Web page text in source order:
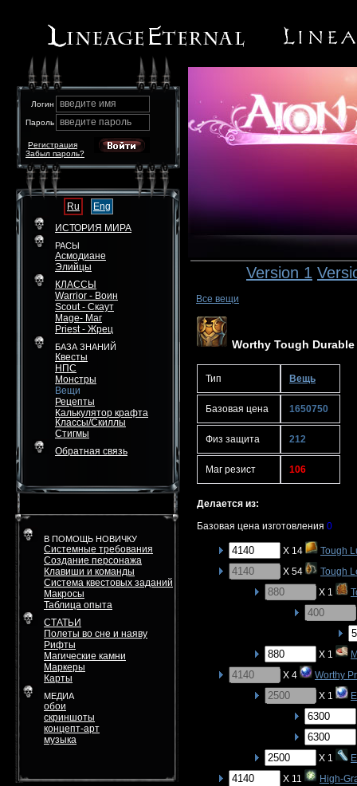
Логин введите имя
Пароль введите пароль
Забыл пароль?
Регистрация
Ru
Eng
ИСТОРИЯ МИРА
РАСЫ
Асмодиане
Элийцы
КЛАССЫ
Warrior - Воин
Scout - Скаут
Mage- Маг
Priest - Жрец
БАЗА ЗНАНИЙ
Квесты
НПС
Монстры
Вещи
Рецепты
Калькулятор крафта
Классы/Скиллы
Стигмы
Обратная связь
В ПОМОЩЬ НОВИЧКУ
Системные требования
Создание персонажа
Клавиши и команды
Система квестовых заданий
Макросы
Таблица опыта
СТАТЬИ
Полеты во сне и наяву
Рифты
Магические камни
Маркеры
Карты
МЕДИА
обои
скриншоты
концепт-арт
музыка
Version 1
Все вещи
Worthy Tough
Тип Вещь
Базовая цена 1650750
Физ защита 212
Маг резист 106
Делается из:
Базовая цена изготовления 0
X 14
Tough
X 54
Tough
X 1
X 1
X 4
Worthy
X 1
X 1
X 11
High-